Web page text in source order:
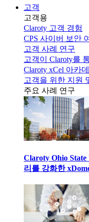
고객
고객용
Claroty 고객 경험
CPS 사이버 보안
고객 사례 연구
고객이 Claroty를
Claroty xCel 아카데
고객을 위한 지원
주요 사례 연구
Claroty Ohio
리를 강화한